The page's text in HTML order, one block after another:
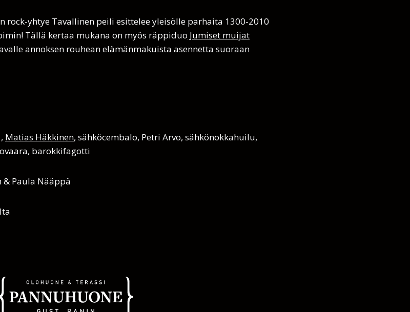
rock-yhtye Tavallinen peili esittelee yleisölle parhaita 1300-2010
Tällä kertaa mukana on myös räppiduo Jumiset muijat
annoksen rouhean elämänmakuista asennetta suoraan
Matias Häkkinen, sähköcembalo, Petri Arvo, sähkönokkahuilu,
barokkifagotti
& Paula Nääppä